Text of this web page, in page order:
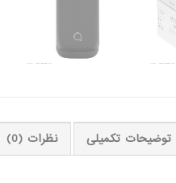
توضیحات تکمیلی نظرات (0)